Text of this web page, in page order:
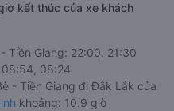
kết thúc của xe khách
Tiền Giang: 22:00, 21:30
08:54, 08:24
- Tiền Giang đi Đắk Lắk của
khoảng: 10.9 giờ